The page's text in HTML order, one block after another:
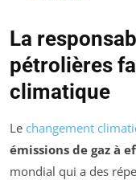
La
pétrolières
climatique
Le changement
émissions de gaz à
mondial qui a des